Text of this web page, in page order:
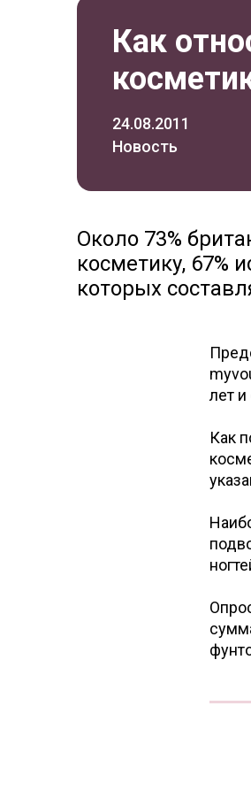
Как
24.08.2011
Новость
Около 73%
косметику, 67%
которых
лет
Как